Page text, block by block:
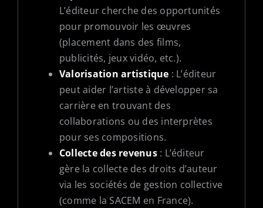
L’éditeur cherche des opportunités
pour promouvoir les œuvres
(placement dans des films,
publicités, jeux vidéo, etc.).
Valorisation artistique : L’éditeur
peut aider l’artiste à développer sa
carrière en trouvant des
collaborations ou des interprètes
pour ses compositions.
Collecte des revenus: L’éditeur
gère la collecte des droits d’auteur
via les sociétés de gestion collective
(comme la SACEM en France).